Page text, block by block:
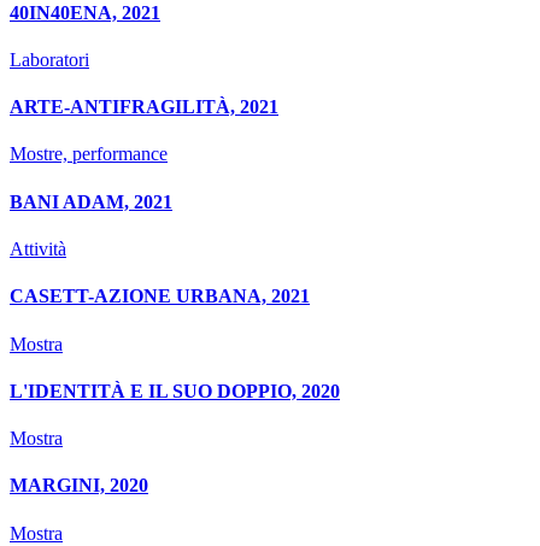
40IN40ENA, 2021
Laboratori
ARTE-ANTIFRAGILITÀ, 2021
Mostre, performance
BANI ADAM, 2021
Attività
CASETT-AZIONE URBANA, 2021
Mostra
L'IDENTITÀ E IL SUO DOPPIO, 2020
Mostra
MARGINI, 2020
Mostra